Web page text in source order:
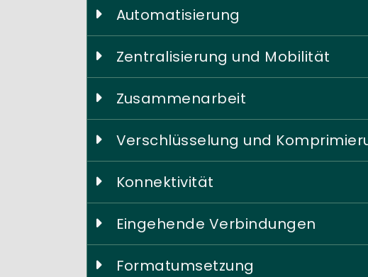
Automatisierung
Zentralisierung und Mobilität
Zusammenarbeit
Verschlüsselung und
Konnektivität
Eingehende Verbindungen
Formatumsetzung